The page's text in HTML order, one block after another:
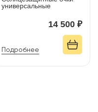
универсальные
14 500 ₽
Подробнее